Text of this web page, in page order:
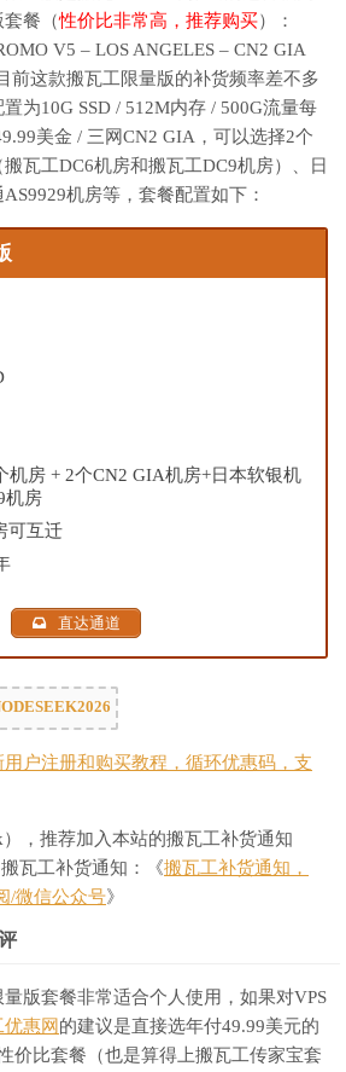
套餐（性价比非常高，推荐购买）：
V5 – LOS ANGELES – CN2 GIA
前这款搬瓦工限量版的补货频率差不多
为10G SSD / 512M内存 / 500G流量每
美金 / 三网CN2 GIA，可以选择2个
瓦工DC6机房和搬瓦工DC9机房）、日
机房等，套餐配置如下：
机房 + 2个CN2 GIA机房+日本软银机
机房
可互迁
直达通道
用户注册和购买教程，循环优惠码，支
，推荐加入本站的搬瓦工补货通知
搬瓦工补货通知：《搬瓦工补货通知，
/微信公众号》
版套餐非常适合个人使用，如果对VPS
惠网 的建议是直接选年付49.99美元的
价比套餐（也是算得上搬瓦工传家宝套